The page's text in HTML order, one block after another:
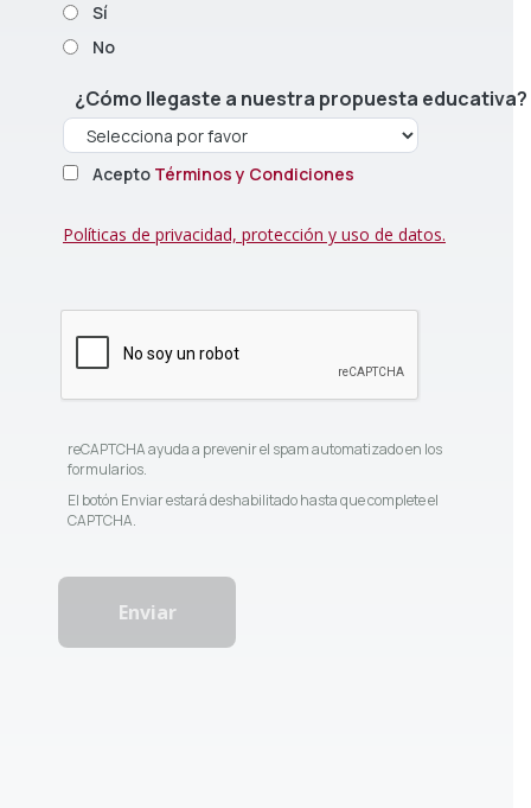
Sí
No
¿Cómo llegaste a nuestra propuesta educativa?
Acepto Términos y Condiciones
Políticas de privacidad, protección y uso de datos.
reCAPTCHA ayuda a prevenir el spam automatizado en los
formularios.
El botón Enviar estará deshabilitado hasta que complete el
CAPTCHA.